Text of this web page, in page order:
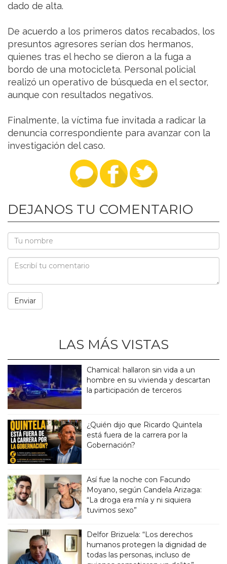
dado de alta.
De acuerdo a los primeros datos recabados, los
presuntos agresores serían dos hermanos,
quienes tras el hecho se dieron a la fuga a
bordo de una motocicleta. Personal policial
realizó un operativo de búsqueda en el sector,
aunque con resultados negativos.
Finalmente, la víctima fue invitada a radicar la
denuncia correspondiente para avanzar con la
investigación del caso.
DEJANOS TU COMENTARIO
LAS MÁS VISTAS
Chamical: hallaron sin vida a un
hombre en su vivienda y descartan
la participación de terceros
¿Quién dijo que Ricardo Quintela
está fuera de la carrera por la
Gobernación?
Así fue la noche con Facundo
Moyano, según Candela Arizaga:
“La droga era mía y ni siquiera
tuvimos sexo”
Delfor Brizuela: “Los derechos
humanos protegen la dignidad de
todas las personas, incluso de